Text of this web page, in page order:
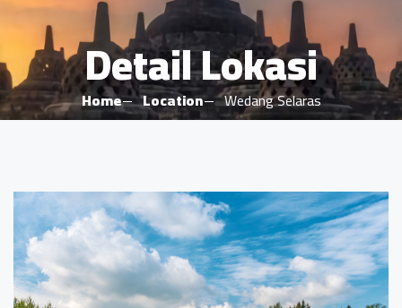
Detail Lokasi
Home Location Wedang Selaras